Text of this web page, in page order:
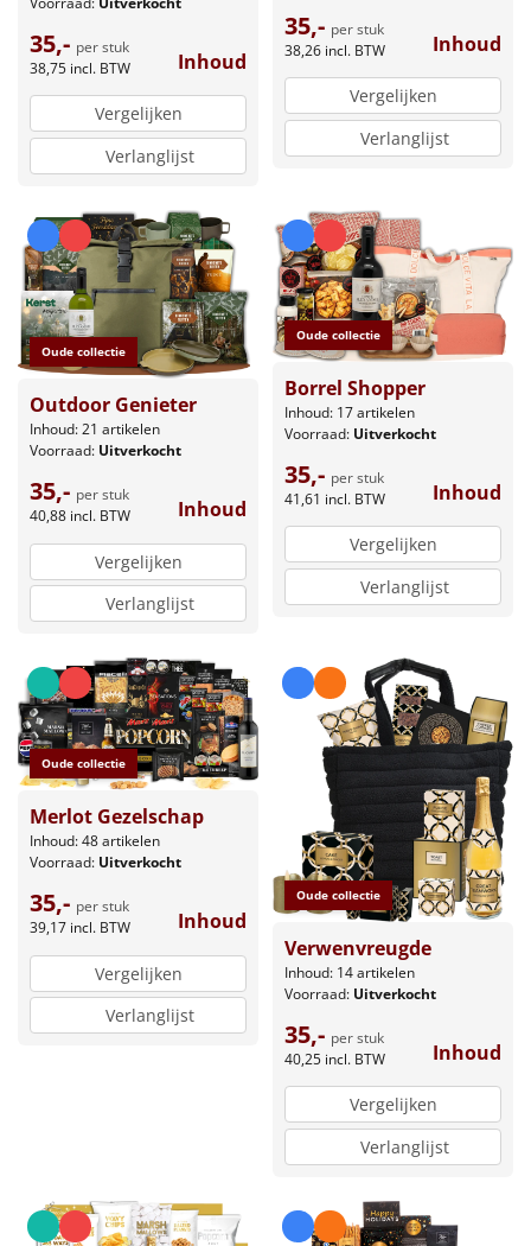
35,- per stuk
38,75 incl. BTW Inhoud
Vergelijken
Verlanglijst
35,- per stuk
38,26 incl. BTW Inhoud
Vergelijken
Verlanglijst
Oude collectie
Outdoor Genieter
Inhoud: 21 artikelen
Voorraad: Uitverkocht
35,- per stuk
40,88 incl. BTW Inhoud
Vergelijken
Verlanglijst
Oude collectie
Borrel Shopper
Inhoud: 17 artikelen
Voorraad: Uitverkocht
35,- per stuk
41,61 incl. BTW Inhoud
Vergelijken
Verlanglijst
Oude collectie
Merlot Gezelschap
Inhoud: 48 artikelen
Voorraad: Uitverkocht
35,- per stuk
39,17 incl. BTW Inhoud
Vergelijken
Verlanglijst
Oude collectie
Verwenvreugde
Inhoud: 14 artikelen
Voorraad: Uitverkocht
35,- per stuk
40,25 incl. BTW Inhoud
Vergelijken
Verlanglijst